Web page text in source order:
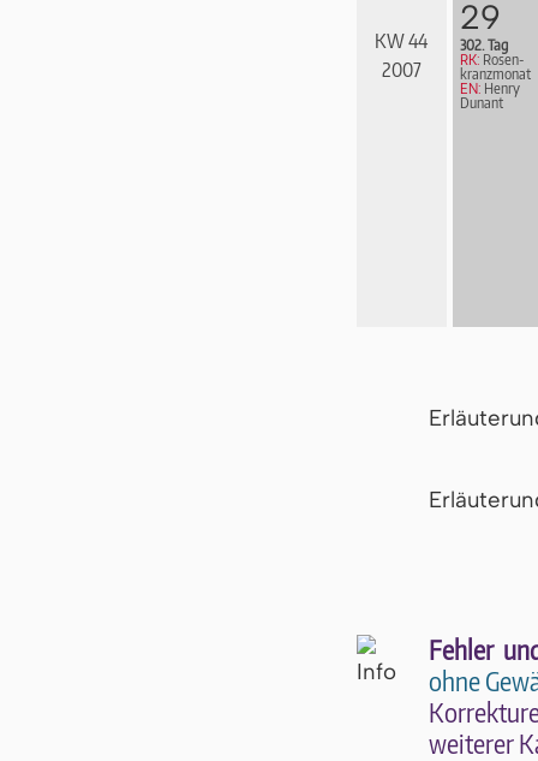
KW 44
2007
29
302. Tag
RK: Rosen­
kranz­mo­nat
EN: Henry
Dunant
Fehler
ohne
wei­te­rer